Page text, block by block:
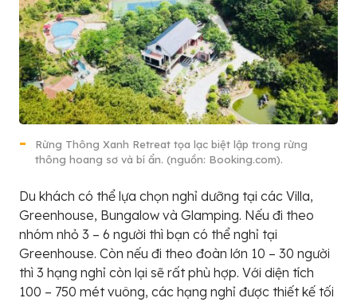
Rừng Thông Xanh Retreat tọa lạc biệt lập trong rừng
thông hoang sơ và bí ẩn. (nguồn: Booking.com).
Du khách có thể lựa chọn nghỉ dưỡng tại các Villa,
Greenhouse, Bungalow và Glamping. Nếu đi theo
nhóm nhỏ 3 – 6 người thì bạn có thể nghỉ tại
Greenhouse. Còn nếu đi theo đoàn lớn 10 – 30 người
thì 3 hạng nghỉ còn lại sẽ rất phù hợp. Với diện tích
100 – 750 mét vuông, các hạng nghỉ được thiết kế tối